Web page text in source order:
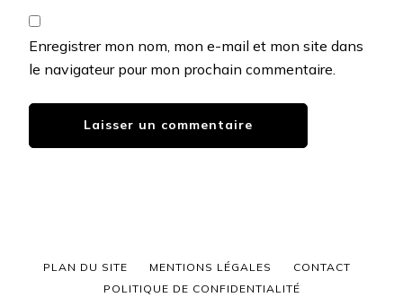
Enregistrer mon nom, mon e-mail et mon site dans
le navigateur pour mon prochain commentaire.
PLAN DU SITE MENTIONS LÉGALES
CONTACT
POLITIQUE DE CONFIDENTIALITÉ